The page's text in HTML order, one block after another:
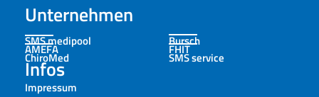
Unternehmen
SMS medipool Bursch
AMEFA FHIT
ChiroMed SMS service
Infos
Impressum